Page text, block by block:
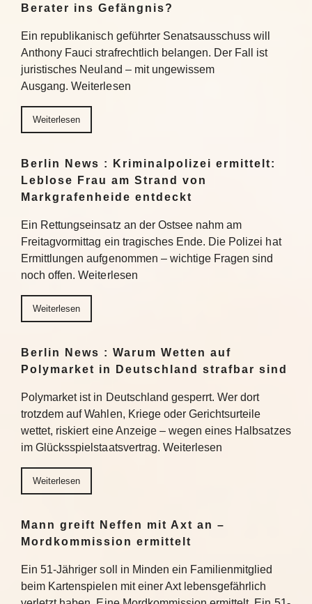
Berater ins Gefängnis?
Ein republikanisch geführter Senatsausschuss will
Anthony Fauci strafrechtlich belangen. Der Fall ist
juristisches Neuland – mit ungewissem
Ausgang. Weiterlesen
Weiterlesen
Berlin News : Kriminalpolizei ermittelt:
Leblose Frau am Strand von
Markgrafenheide entdeckt
Ein Rettungseinsatz an der Ostsee nahm am
Freitagvormittag ein tragisches Ende. Die Polizei hat
Ermittlungen aufgenommen – wichtige Fragen sind
noch offen. Weiterlesen
Weiterlesen
Berlin News : Warum Wetten auf
Polymarket in Deutschland strafbar sind
Polymarket ist in Deutschland gesperrt. Wer dort
trotzdem auf Wahlen, Kriege oder Gerichtsurteile
wettet, riskiert eine Anzeige – wegen eines Halbsatzes
im Glücksspielstaatsvertrag. Weiterlesen
Weiterlesen
Mann greift Neffen mit Axt an –
Mordkommission ermittelt
Ein 51-Jähriger soll in Minden ein Familienmitglied
beim Kartenspielen mit einer Axt lebensgefährlich